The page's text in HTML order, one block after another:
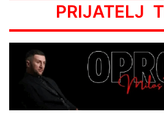
PRIJATELJ